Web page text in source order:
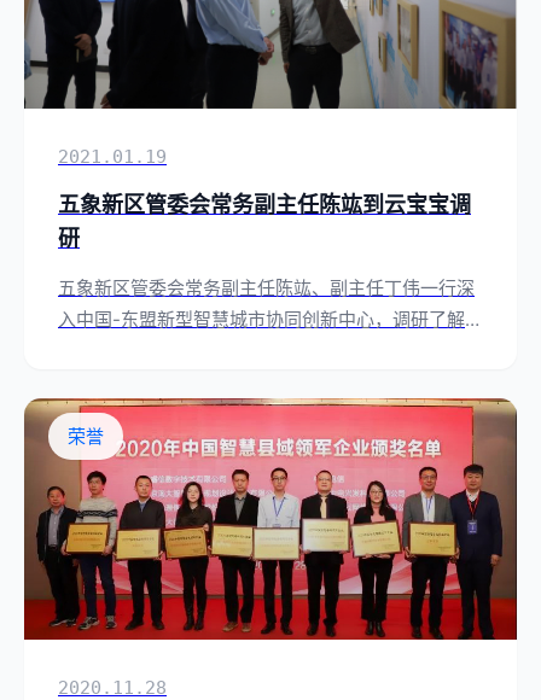
2021.01.19
五象新区管委会常务副主任陈竑到云宝宝调
研
五象新区管委会常务副主任陈竑、副主任丁伟一行深
入中国-东盟新型智慧城市协同创新中心，调研了解五
荣誉
2020.11.28